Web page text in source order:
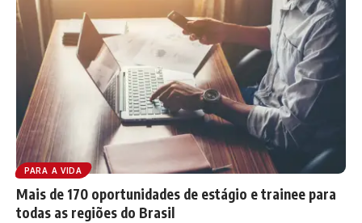
PARA A VIDA
Mais de 170 oportunidades de estágio e trainee para
todas as regiões do Brasil